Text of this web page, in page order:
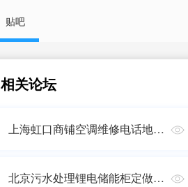
贴吧
相关论坛
上海虹口商铺空调维修电话地
北京污水处理锂电储能柜定做厂